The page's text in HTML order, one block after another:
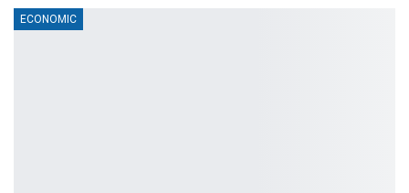
ECONOMIC